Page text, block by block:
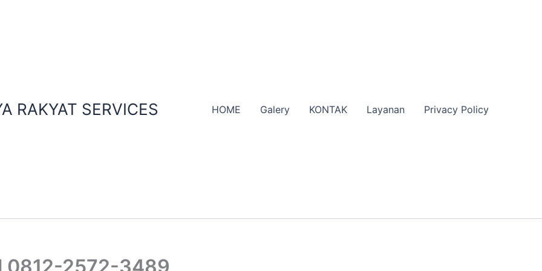
RAKYAT SERVICES HOME Galery KONTAK Layanan Privacy Policy